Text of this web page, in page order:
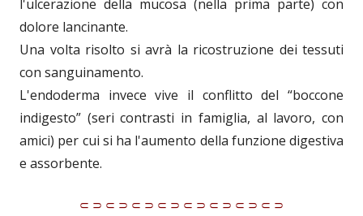
l'ulcerazione della mucosa (nella prima parte) con
dolore lancinante.
Una volta risolto si avrà la ricostruzione dei tessuti
con sanguinamento.
L'endoderma invece vive il conflitto del “boccone
indigesto” (seri contrasti in famiglia, al lavoro, con
amici) per cui si ha l'aumento della funzione digestiva
e assorbente.
⸦⸧⸦⸧⸦⸧⸦⸧⸦⸧⸦⸧⸦⸧⸦⸧